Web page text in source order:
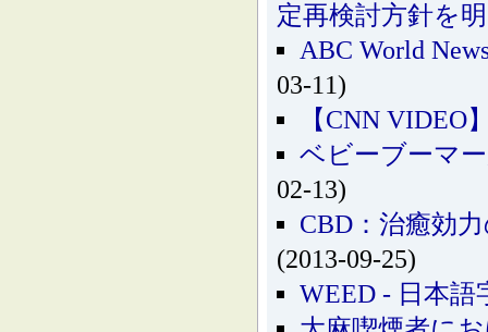
定再検討方針を
ABC World
03-11)
【CNN VIDEO
ベビーブーマ
02-13)
CBD：治癒効
(2013-09-25)
WEED - 日本語